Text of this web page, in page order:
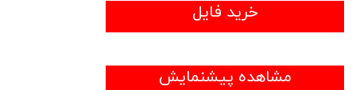
خرید فایل
مشاهده پیشنمایش